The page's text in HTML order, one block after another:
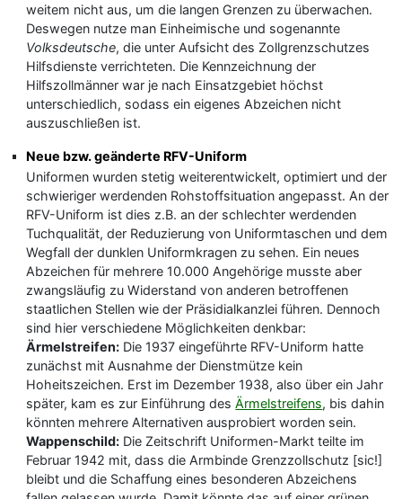
weitem nicht aus, um die langen Grenzen zu überwachen.
Deswegen nutze man Einheimische und sogenannte
Volksdeutsche, die unter Aufsicht des Zollgrenzschutzes
Hilfsdienste verrichteten. Die Kennzeichnung der
Hilfszollmänner war je nach Einsatzgebiet höchst
unterschiedlich, sodass ein eigenes Abzeichen nicht
auszuschließen ist.
Neue bzw. geänderte RFV-Uniform
Uniformen wurden stetig weiterentwickelt, optimiert und der
schwieriger werdenden Rohstoffsituation angepasst. An der
RFV-Uniform ist dies z.B. an der schlechter werdenden
Tuchqualität, der Reduzierung von Uniformtaschen und dem
Wegfall der dunklen Uniformkragen zu sehen. Ein neues
Abzeichen für mehrere 10.000 Angehörige musste aber
zwangsläufig zu Widerstand von anderen betroffenen
staatlichen Stellen wie der Präsidialkanzlei führen. Dennoch
sind hier verschiedene Möglichkeiten denkbar:
Ärmelstreifen: Die 1937 eingeführte RFV-Uniform hatte
zunächst mit Ausnahme der Dienstmütze kein
Hoheitszeichen. Erst im Dezember 1938, also über ein Jahr
später, kam es zur Einführung desÄrmelstreifens, bis dahin
könnten mehrere Alternativen ausprobiert worden sein.
Wappenschild: Die Zeitschrift Uniformen-Markt teilte im
Februar 1942 mit, dass die Armbinde Grenzzollschutz [sic!]
bleibt und die Schaffung eines besonderen Abzeichens